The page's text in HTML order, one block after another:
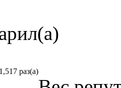
раз(а)